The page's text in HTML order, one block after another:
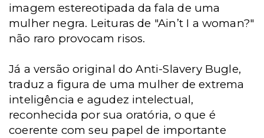
imagem estereotipada da fala de uma
mulher negra. Leituras de "Ain’t I a woman?"
não raro provocam risos.
Já a versão original do Anti-Slavery Bugle,
traduz a figura de uma mulher de extrema
inteligência e agudez intelectual,
reconhecida por sua oratória, o que é
coerente com seu papel de importante